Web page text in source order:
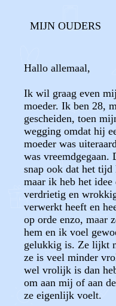
MIJN OUDERS
Hallo allemaal,
Ik wil graag even
moeder. Ik ben 28,
gescheiden, toen
wegging omdat hij
moeder was
was vreemdgegaan.
snap ook dat het
maar ik heb het idee
verdrietig en
verwerkt heeft en
op orde enzo, maar
hem en ik voel
gelukkig is. Ze lijkt
ze is veel minder
wel vrolijk is dan
om aan mij of aan
ze eigenlijk voelt.